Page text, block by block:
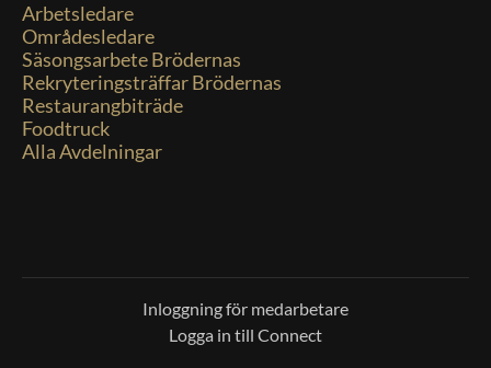
Arbetsledare
Områdesledare
Säsongsarbete Brödernas
Rekryteringsträffar Brödernas
Restaurangbiträde
Foodtruck
Alla Avdelningar
Inloggning för medarbetare
Logga in till Connect